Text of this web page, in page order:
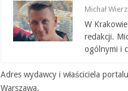
Michał
W
redakcji.
ogólnymi i
Adres wydawcy i właściciela
Warszawa.